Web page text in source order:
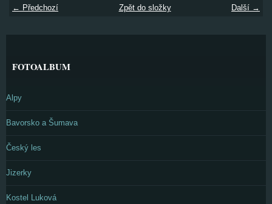
← Předchozí Další →
Zpět do složky
FOTOALBUM
Alpy
Bavorsko a Šumava
Český les
Jizerky
Kostel Luková